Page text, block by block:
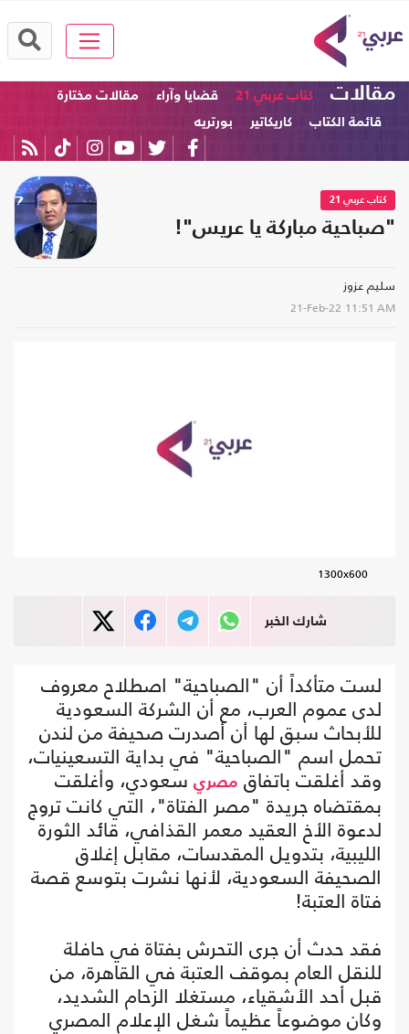
مقالات كتاب عربي 21 قضايا وآراء
مقالات مختارة
قائمة الكتاب
كاريكاتير بورتريه
كتاب عربي 21
"صباحية مباركة يا عريس"!
سليم عزوز
21-Feb-22 11:51 AM
1300x600
شارك الخبر
لست متأكداً أن "الصباحية" اصطلاح معروف
لدى عموم العرب، مع أن الشركة السعودية
للأبحاث سبق لها أن أصدرت صحيفة من لندن
تحمل اسم "الصباحية" في بداية التسعينيات،
وقد أغلقت باتفاق مصري سعودي، وأغلقت
بمقتضاه جريدة "مصر الفتاة"، التي كانت تروج
لدعوة الأخ العقيد معمر القذافي، قائد الثورة
الليبية، بتدويل المقدسات، مقابل إغلاق
الصحيفة السعودية، لأنها نشرت بتوسع قصة
فتاة العتبة!
فقد حدث أن جرى التحرش بفتاة في حافلة
للنقل العام بموقف العتبة في القاهرة، من
قبل أحد الأشقياء، مستغلا الزحام الشديد،
وكان موضوعاً عظيماً شغل الإعلام المصري